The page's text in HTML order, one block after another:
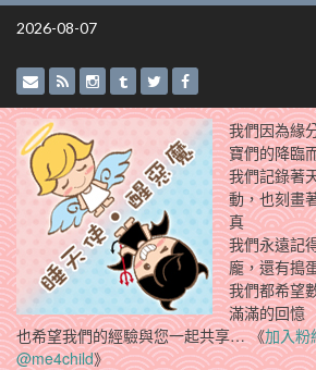
Skip
2026-08-07
我們因為緣
寶們的降臨
我們記錄著
動，也刻畫
真
我們永遠記
龐，還有搗
我們都希望
滿滿的回憶
也希望我們的經驗與您一起共享… 《加入粉
@me4child》